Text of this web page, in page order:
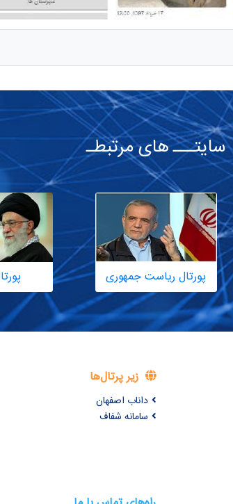
سایتـــ های مرتبطـ
پورتال ریاست جمهوری
زیر پرتال‌ها
داناب اصفهان
سامانه شفاف